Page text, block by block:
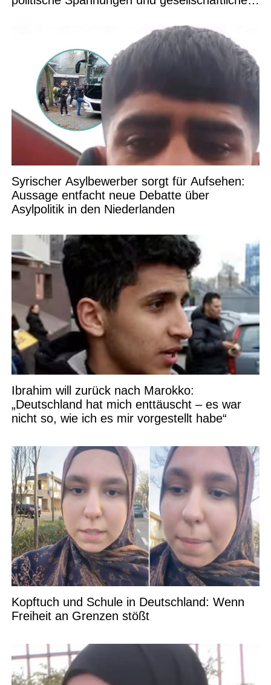
Syrischer Asylbewerber sorgt für Aufsehen:
Aussage entfacht neue Debatte über
Asylpolitik in den Niederlanden
Ibrahim will zurück nach Marokko:
„Deutschland hat mich enttäuscht – es war
nicht so, wie ich es mir vorgestellt habe“
Kopftuch und Schule in Deutschland: Wenn
Freiheit an Grenzen stößt